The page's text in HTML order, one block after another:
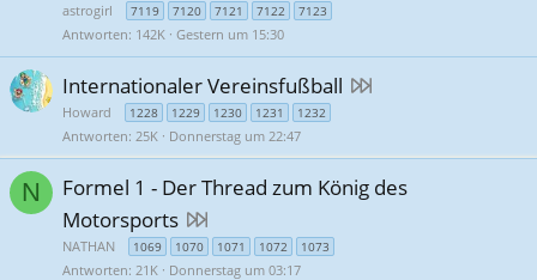
astrogirl 7119 7120 7121 7122 7123
Antworten 142K Gestern um 15:30
Internationaler Vereinsfußball
Howard 1228 1229 1230 1231 1232
Antworten 25K Donnerstag um 22:47
N
Formel 1 - Der Thread zum König des
Motorsports
NATHAN 1069 1070 1071 1072 1073
Antworten 21K Donnerstag um 03:17